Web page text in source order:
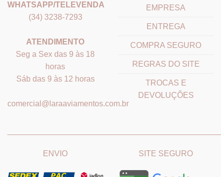
WHATSAPP/TELEVENDA
(34) 3238-7293
ATENDIMENTO
Seg a Sex das 9 às 18
horas
Sáb das 9 às 12 horas
comercial@laraaviamentos.com.br
EMPRESA
ENTREGA
COMPRA SEGURO
REGRAS DO SITE
TROCAS E
DEVOLUÇÕES
ENVIO SITE SEGURO